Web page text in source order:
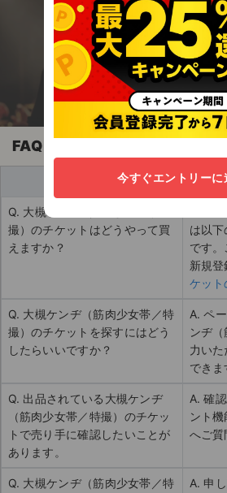
今すぐアプリを無料でダ
エンタメに関わる全ての人のた
ト売買アプリ
FAQ
買い手
Q. 大槻ケンヂ（筋肉少女帯／特
撮）のチケットはどうやって買
えますか？
A. チ
は以
です
新規登
ケット
Q. 大槻ケンヂ（筋肉少女帯／特
撮）のチケットを探すにはどう
したらいいですか？
A. ペ
ンヂ
力い
できま
Q. 出品されている大槻ケンヂ
（筋肉少女帯／特撮）のチケッ
トで売り手に確認したいことが
あります。
A. 確
ント
へご質
Q. 大槻ケンヂ（筋肉少女帯／特
A. 申
今すぐエントリーに